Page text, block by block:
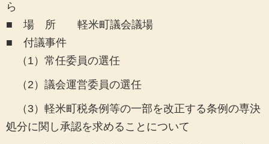
ら
■ 場 所 軽米町議会議場
■ 付議事件
（1）常任委員の選任
（2）議会運営委員の選任
（3）軽米町税条例等の一部を改正する条例の専決
処分に関し承認を求めることについて